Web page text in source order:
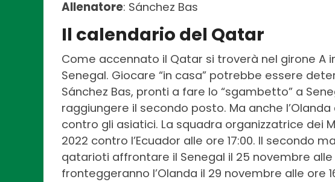
Allenatore: Sánchez Bas
Il calendario del Qatar
Come accennato il Qatar si troverà nel girone A
Senegal. Giocare “in casa” potrebbe essere
Sánchez Bas, pronti a fare lo “sgambetto” a
raggiungere il secondo posto. Ma anche
contro gli asiatici. La squadra organizzatrice dei
2022 contro l’Ecuador alle ore 17:00. Il secondo
qatarioti affrontare il Senegal il 25 novembre alle
fronteggeranno l’Olanda il 29 novembre alle ore